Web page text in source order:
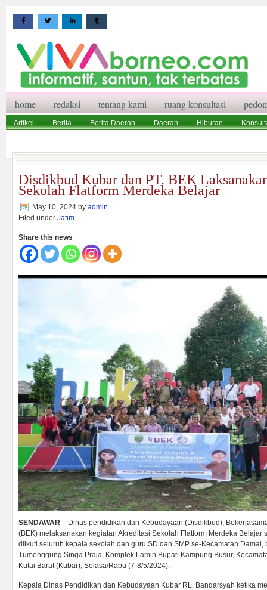
home redaksi tentang kami ruang konsultasi
Artikel Berita Berita Daerah Daerah Hiburan
Disdikbud Kubar dan PT. BEK
Sekolah Flatform Merdeka Belajar
May 10, 2024 by admin
Filed under Jatim
Share this news
SENDAWAR – Dinas pendidikan dan Kebudayaan (Disdikbud),
(BEK) melaksanakan kegiatan Akreditasi Sekolah Flatform Merdeka Belajar
diikuti seluruh kepala sekolah dan guru SD dan SMP se-Kecamatan Damai,
Tumenggung Singa Praja, Komplek Lamin Bupati Kampung Busur,
Kutai Barat (Kubar), Selasa/Rabu (7-8/5/2024).
Kepala Dinas Pendidikan dan Kebudayaan Kubar RL. Bandarsyah ketika